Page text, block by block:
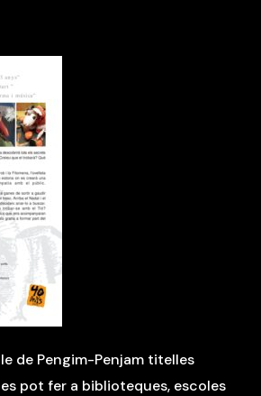
de Pengim-Penjam titelles
pot fer a biblioteques, escoles